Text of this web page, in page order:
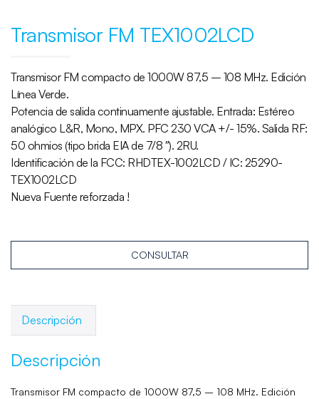
Transmisor FM TEX1002LCD
Transmisor FM compacto de 1000W 87,5 – 108 MHz. Edición
Línea Verde.
Potencia de salida continuamente ajustable. Entrada: Estéreo
analógico L&R, Mono, MPX. PFC 230 VCA +/- 15%. Salida RF:
50 ohmios (tipo brida EIA de 7/8 ″). 2RU.
Identificación de la FCC: RHDTEX-1002LCD / IC: 25290-
TEX1002LCD
Nueva Fuente reforzada !
CONSULTAR
Descripción
Descripción
Transmisor FM compacto de 1000W 87,5 – 108 MHz. Edición